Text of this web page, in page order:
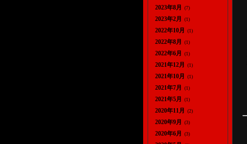
2023年8月 (7)
2023年2月 (1)
2022年10月 (1)
2022年8月 (1)
2022年6月 (1)
2021年12月 (1)
2021年10月 (1)
2021年7月 (1)
2021年5月 (1)
2020年11月 (2)
2020年9月 (3)
2020年6月 (3)